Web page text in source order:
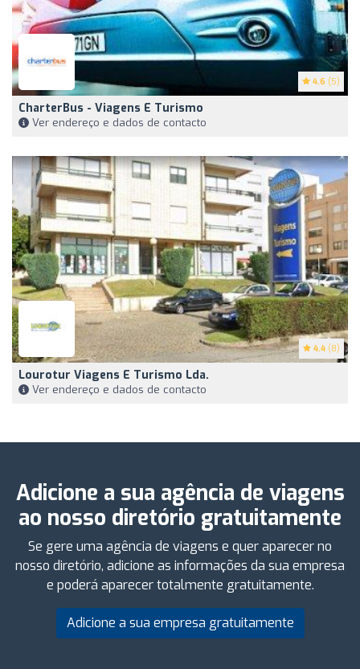
4.6 (5)
CharterBus - Viagens E Turismo
Ver endereço e dados de contacto
4.4 (8)
Lourotur Viagens E Turismo Lda.
Ver endereço e dados de contacto
Adicione a sua agência de viagens
ao nosso diretório gratuitamente
Se gere uma agência de viagens e quer aparecer no
nosso diretório, adicione as informações da sua empresa
e poderá aparecer totalmente gratuitamente.
Adicione a sua empresa gratuitamente